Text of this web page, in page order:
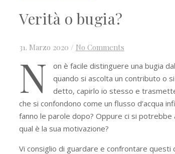
Verità o bugia?
31. Marzo 2020 / No Comments
N
on è facile distinguere una bugia
quando si ascolta un contributo o
detto, capirlo io stesso e
che si confondono come un flusso d’acqua
fanno le parole dopo? Oppure ci si potrebbe
qual è la sua motivazione?
Vi consiglio di guardare e confrontare